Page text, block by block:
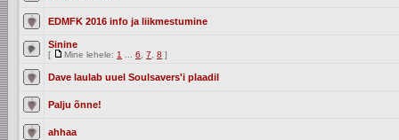
EDMFK 2016 info ja liikmestumine
Sinine
[ Mine lehele: 1 6 7 8 ]
Dave laulab uuel Soulsavers'i plaadil
Palju õnne!
ahhaa